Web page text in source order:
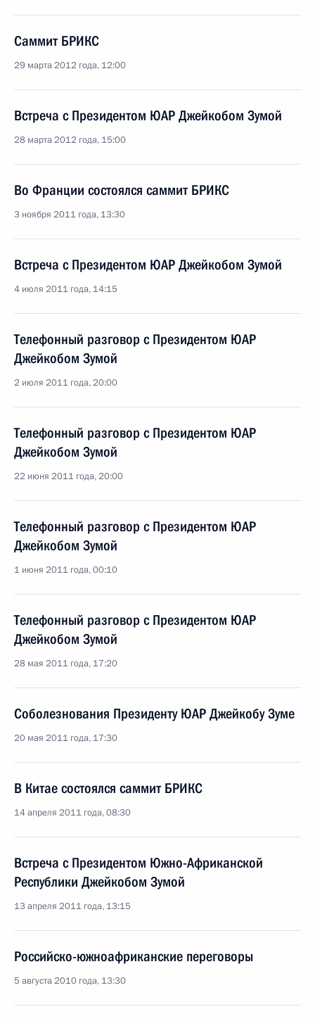
Саммит БРИКС
29 марта 2012 года, 12:00
Встреча с Президентом ЮАР Джейкобом Зумой
28 марта 2012 года, 15:00
Во Франции состоялся саммит БРИКС
3 ноября 2011 года, 13:30
Встреча с Президентом ЮАР Джейкобом Зумой
4 июля 2011 года, 14:15
Телефонный разговор с Президентом ЮАР
Джейкобом Зумой
2 июля 2011 года, 20:00
Телефонный разговор с Президентом ЮАР
Джейкобом Зумой
22 июня 2011 года, 20:00
Телефонный разговор с Президентом ЮАР
Джейкобом Зумой
1 июня 2011 года, 00:10
Телефонный разговор с Президентом ЮАР
Джейкобом Зумой
28 мая 2011 года, 17:20
Соболезнования Президенту ЮАР Джейкобу Зуме
20 мая 2011 года, 17:30
В Китае состоялся саммит БРИКС
14 апреля 2011 года, 08:30
Встреча с Президентом Южно-Африканской
Республики Джейкобом Зумой
13 апреля 2011 года, 13:15
Российско-южноафриканские переговоры
5 августа 2010 года, 13:30